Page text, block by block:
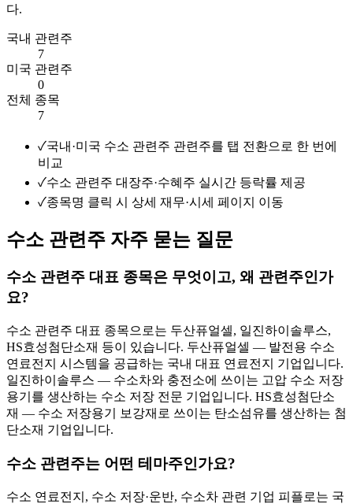
다.
국내 관련주
7
미국 관련주
0
전체 종목
7
✓국내·미국 수소 관련주 관련주를 탭 전환으로 한 번에
비교
✓수소 관련주 대장주·수혜주 실시간 등락률 제공
✓종목명 클릭 시 상세 재무·시세 페이지 이동
수소 관련주 자주 묻는 질문
수소 관련주 대표 종목은 무엇이고, 왜 관련주인가
요?
수소 관련주 대표 종목으로는 두산퓨얼셀, 일진하이솔루스,
HS효성첨단소재 등이 있습니다. 두산퓨얼셀 — 발전용 수소
연료전지 시스템을 공급하는 국내 대표 연료전지 기업입니다.
일진하이솔루스 — 수소차와 충전소에 쓰이는 고압 수소 저장
용기를 생산하는 수소 저장 전문 기업입니다. HS효성첨단소
재 — 수소 저장용기 보강재로 쓰이는 탄소섬유를 생산하는 첨
단소재 기업입니다.
수소 관련주는 어떤 테마주인가요?
수소 연료전지, 수소 저장·운반, 수소차 관련 기업 피플로는 국